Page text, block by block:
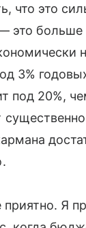
что это
это
3%
под 20%,
Я